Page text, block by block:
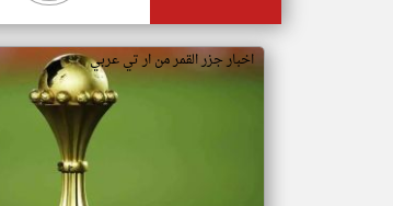
اخبار جزر القمر من ار تي عربي